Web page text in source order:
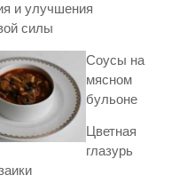
и улучшения
силы
Соусы на
мясном
бульоне
Цветная
глазурь